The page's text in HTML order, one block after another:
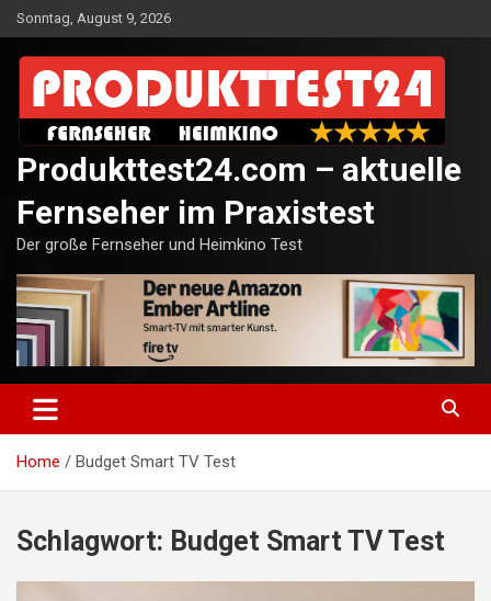
Skip
to
content
Sonntag, August 9, 2026
Produkttest24.com – aktuelle
Fernseher im Praxistest
Der große Fernseher und Heimkino Test
Home Budget Smart TV Test
Schlagwort: Budget Smart TV Test